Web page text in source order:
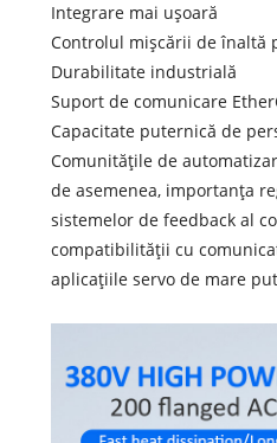
Integrare mai ușoară
Controlul mișcării de înaltă
Durabilitate industrială
Suport de comunicare
Capacitate puternică de
Comunitățile de
de asemenea, importanța
sistemelor de feedback al
compatibilității cu
aplicațiile servo de mare